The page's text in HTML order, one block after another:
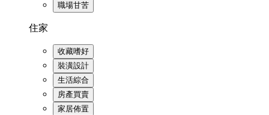
職場甘苦
住家
收藏嗜好
裝潢設計
生活綜合
房產買賣
家居佈置